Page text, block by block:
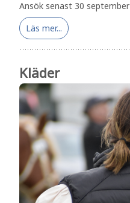
Ansök senast 30 september
Läs mer...
Kläder